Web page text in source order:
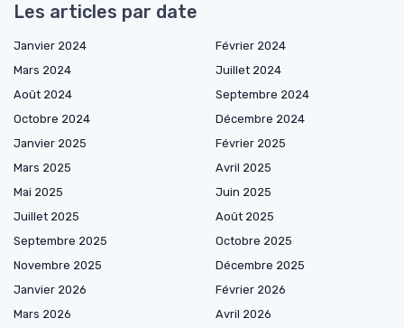
Les articles par date
Janvier 2024
Février 2024
Mars 2024
Juillet 2024
Août 2024
Septembre 2024
Octobre 2024
Décembre 2024
Janvier 2025
Février 2025
Mars 2025
Avril 2025
Mai 2025
Juin 2025
Juillet 2025
Août 2025
Septembre 2025
Octobre 2025
Novembre 2025
Décembre 2025
Janvier 2026
Février 2026
Mars 2026
Avril 2026